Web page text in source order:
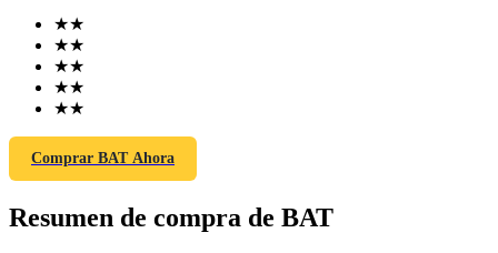
Futuros COIN-M
★★
★★
★★
★★
★★
Comprar BAT Ahora
Resumen de compra de BAT